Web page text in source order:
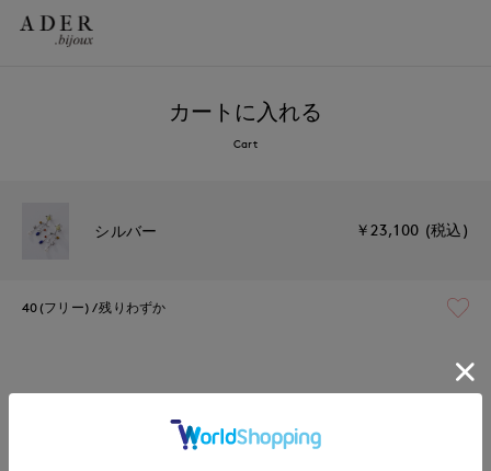
カートに入れる
Cart
シルバー ￥23,100 (税込)
40(フリー) 残りわずか